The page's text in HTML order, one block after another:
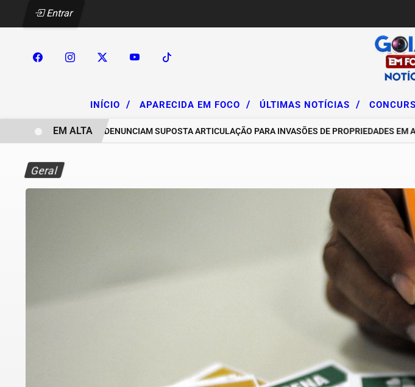
Entrar
INÍCIO / APARECIDA EM FOCO / ÚLTIMAS NOTÍCIAS /
CHACAREIROS DENUNCIAM SUPOSTA ARTICULAÇÃO PARA INVASÕES DE PROPRIEDADES EM
EM ALTA
Geral